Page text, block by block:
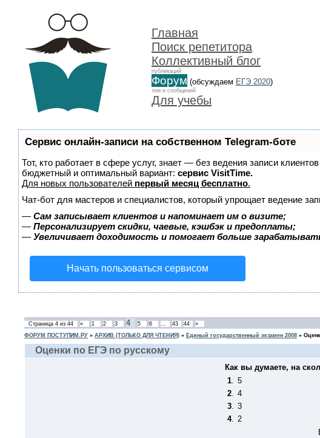
Главная
Поиск репетитора
Коллективный блог
публикаций
Форум (обсуждаем ЕГЭ 2020)
тем и сообщений
Для учебы
Сервис онлайн-записи на собственном Telegram-боте
Тот, кто работает в сфере услуг, знает — без ведения записи
бюджетный и оптимальный вариант: сервис VisitTime.
Для новых пользователей первый месяц бесплатно.
Чат-бот для мастеров и специалистов, который упрощает ведение
— Сам записывает клиентов и напоминает им о визите;
— Персонализирует скидки, чаевые, кэшбэк и предоплаты;
— Увеличивает доходимость и помогает больше
Начать пользоваться сервисом
Страница 4 из 44 « 1 2 3 4 5 6 … 43 44 »
ФОРУМ ПОСТУПИМ.РУ » АРХИВ (ТОЛЬКО ДЛЯ ЧТЕНИЯ) » Единый государственный экзамен 2008 »
Оценки по ЕГЭ по русскому
Как вы думаете, на
1. 5
2. 4
3. 3
4. 2